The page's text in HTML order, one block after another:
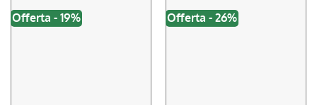
Offerta - 19% Offerta - 26%